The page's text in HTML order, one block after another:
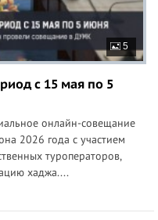
5
с 15 мая по 5
онлайн-совещание
2026 года с участием
туроператоров,
хаджа....